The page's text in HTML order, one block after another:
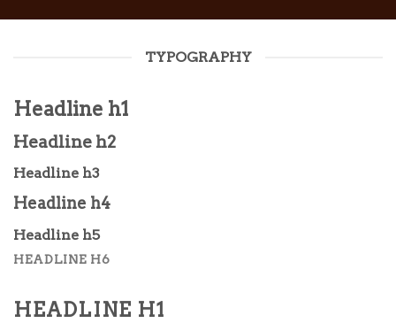
TYPOGRAPHY
Headline h1
Headline h2
Headline h3
Headline h4
Headline h5
HEADLINE H6
HEADLINE H1